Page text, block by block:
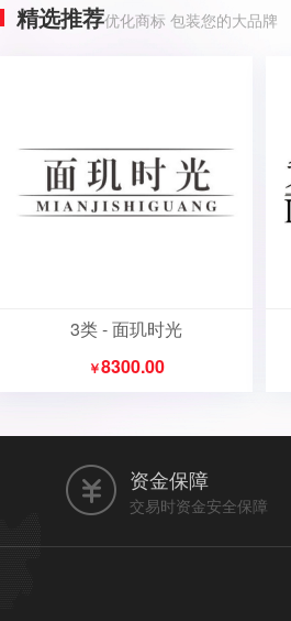
精选推荐优化商标 包装您的大品牌
3类 - 面玑时光
￥8300.00
资金保障
交易时资金安全保障